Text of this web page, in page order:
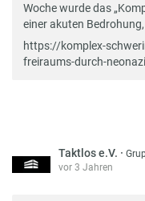
Woche wurde das
einer akuten Bedrohung,
https://komplex-
freiraums-durch-
Taktlos e.V. ·
vor 3 Jahren